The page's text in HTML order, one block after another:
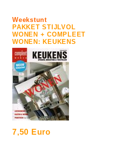
Weekstunt
PAKKET STIJLVOL
WONEN + COMPLEET
WONEN: KEUKENS
7,50 Euro